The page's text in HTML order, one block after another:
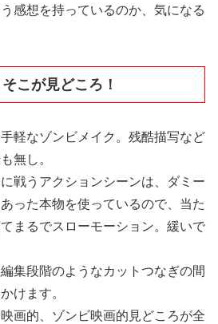
感想を持っているのか、気になる
こが見どころ！
軽なゾンビメイク。残酷描写など
無し。
戦うアクションシーンは、ダミー
った本物を使っているので、当た
まるでスローモーション。緩いで
集段階のようなカットつなぎの間
けます。
画的、ゾンビ映画的見どころが全